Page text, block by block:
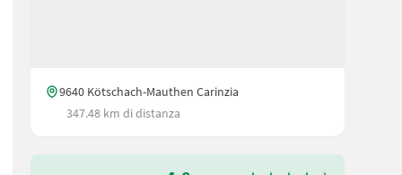
Molto leggero e compatto – ideale per essere
9640 Kötschach-Mauthen Carinzia
347.48 km di distanza